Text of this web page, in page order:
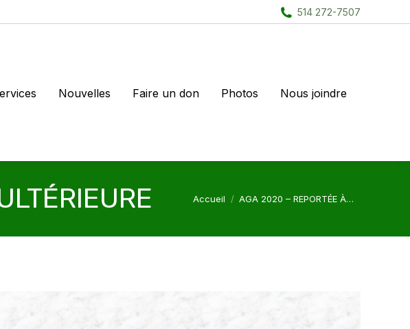
514 272-7507
Nouvelles Faire un don Photos Nous joindre
Vous êtes ici :
Accueil AGA 2020 – REPORTÉE À…